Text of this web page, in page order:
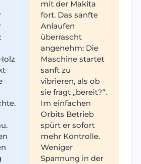
mit der Makita
fort. Das sanfte
Anlaufen
überrascht
angenehm: Die
Maschine startet
sanft zu
vibrieren, als ob
sie fragt „bereit?“.
Im einfachen
Orbits Betrieb
spürt er sofort
mehr Kontrolle.
Weniger
Spannung in der